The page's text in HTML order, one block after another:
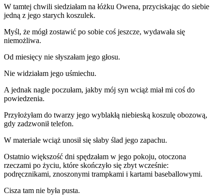
W tamtej chwili siedziałam na łóżku Owena, przyciskając do siebie
jedną z jego starych koszulek.
Myśl, że mógł zostawić po sobie coś jeszcze, wydawała się
niemożliwa.
Od miesięcy nie słyszałam jego głosu.
Nie widziałam jego uśmiechu.
A jednak nagle poczułam, jakby mój syn wciąż miał mi coś do
powiedzenia.
Przyłożyłam do twarzy jego wyblakłą niebieską koszulę obozową,
gdy zadzwonił telefon.
W materiale wciąż unosił się słaby ślad jego zapachu.
Ostatnio większość dni spędzałam w jego pokoju, otoczona
rzeczami po życiu, które skończyło się zbyt wcześnie:
podręcznikami, znoszonymi trampkami i kartami baseballowymi.
Cisza tam nie była pusta.